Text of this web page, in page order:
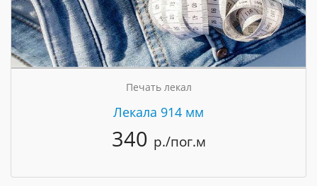
Печать лекал
Лекала 914 мм
340 р./пог.м